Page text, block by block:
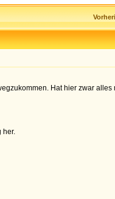
Hat hier zwar
her.